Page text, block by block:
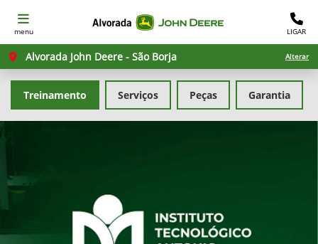
menu LIGAR
Alvorada John Deere - São Borja Alterar
Serviços Peças Garantia
Treinamento